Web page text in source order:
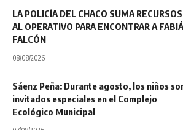
LA POLICÍA DEL CHACO SUMA RECURSOS
AL OPERATIVO PARA ENCONTRAR A
FALCÓN
08/08/2026
Sáenz Peña: Durante agosto, los niños
invitados especiales en el Complejo
Ecológico Municipal